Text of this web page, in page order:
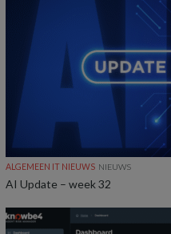
ALGEMEEN IT NIEUWS NIEUWS
AI Update – week 32